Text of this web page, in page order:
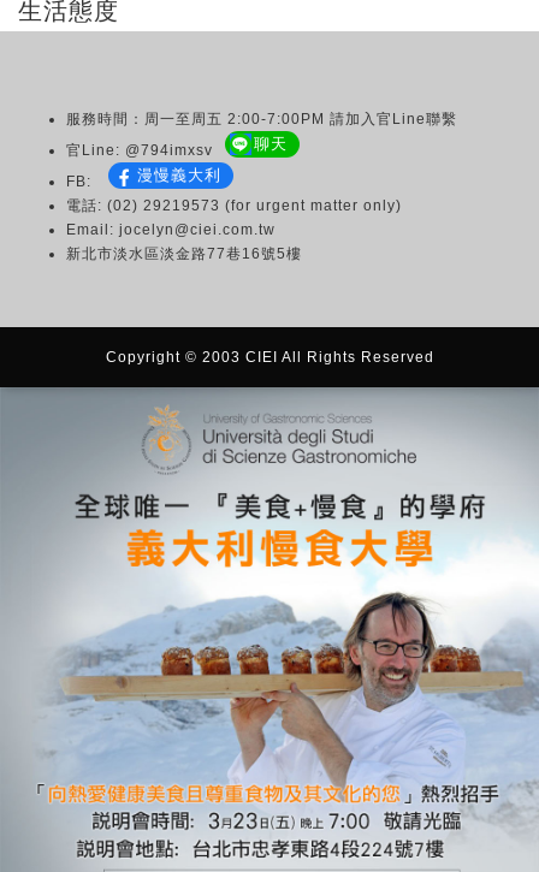
生活態度
服務時間：周一至周五 2:00-7:00PM 請加入官Line聯繫
官Line: @794imxsv
聊天
FB: 漫慢義大利
電話: (02) 29219573 (for urgent matter only)
Email: jocelyn@ciei.com.tw
新北市淡水區淡金路77巷16號5樓
Copyright © 2003 CIEI All Rights Reserved